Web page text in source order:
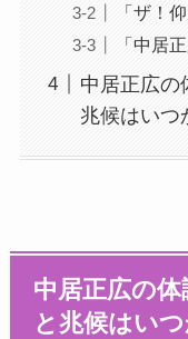
「ザ！
「中居
中居正広の
兆候はいつ
中居正広の
と兆候はい